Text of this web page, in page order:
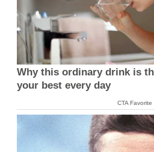
Why this ordinary drink is
your best every day
CTA Favorite